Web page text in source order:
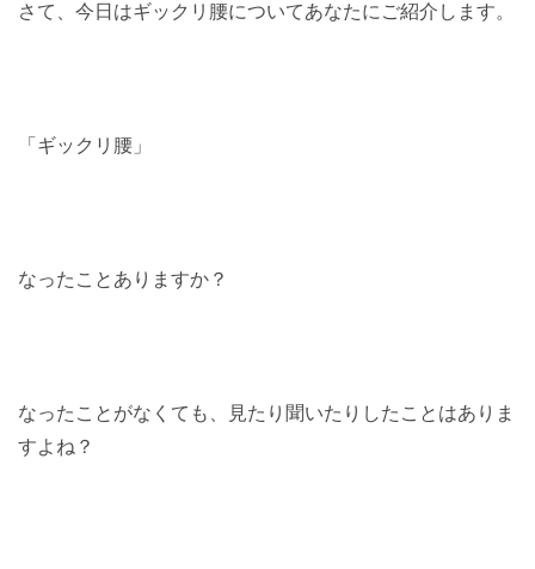
さて、今日はギックリ腰についてあなたにご紹介します。
「ギックリ腰」
なったことありますか？
なったことがなくても、見たり聞いたりしたことはありま
すよね？